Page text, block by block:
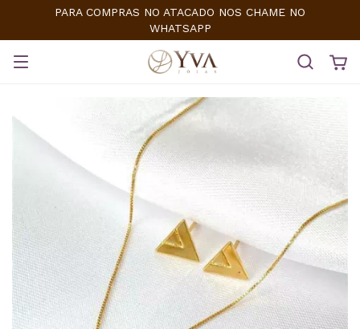
PARA COMPRAS NO ATACADO NOS CHAME NO
WHATSAPP